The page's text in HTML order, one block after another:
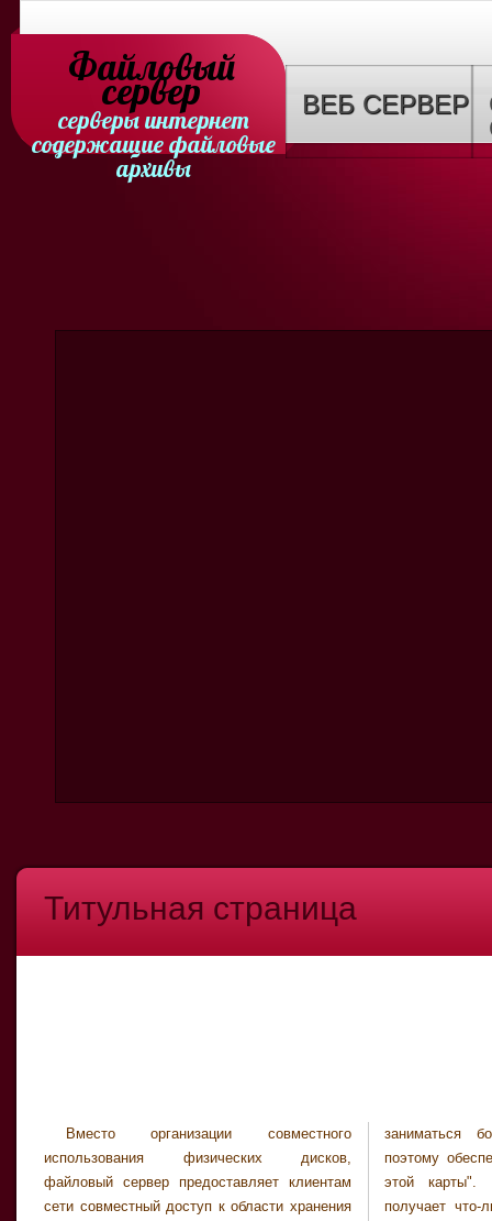
Файловый
сервер
серверы интернет
содержащие файловые
архивы
ВЕБ СЕРВЕР
Титульная страница
Вместо организации совместного
использования физических дисков,
файловый сервер предоставляет клиентам
сети совместный доступ к области хранения
заниматься
поэтому
этой карты".
получает что-